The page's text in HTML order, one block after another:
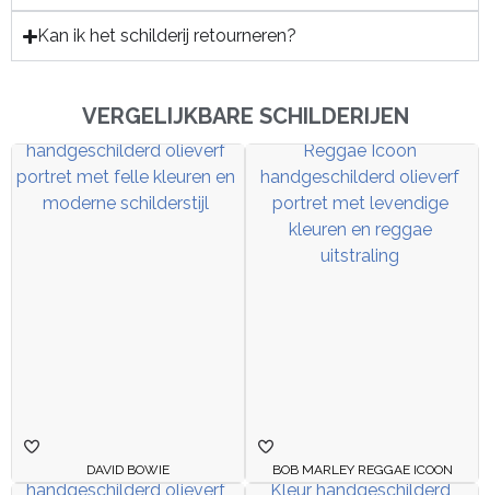
Kan ik het schilderij retourneren?
VERGELIJKBARE SCHILDERIJEN
DAVID BOWIE BOB MARLEY REGGAE ICOON